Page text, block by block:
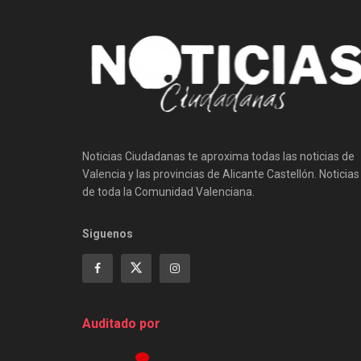
Noticias Ciudadanas te aproxima todas las noticias de
Valencia y las provincias de Alicante Castellón. Noticias
de toda la Comunidad Valenciana.
Siguenos
Auditado por